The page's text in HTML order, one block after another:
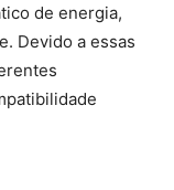
de energia,
Devido a essas